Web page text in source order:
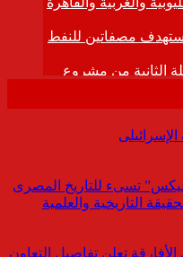
تسىء للتاريخ المصرى
التاريخية والعلمية
تعلن تفاصيل التعاون